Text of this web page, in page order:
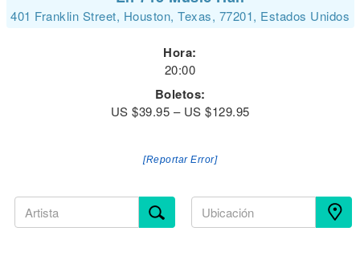
401 Franklin Street, Houston, Texas, 77201, Estados Unidos
Hora:
20:00
Boletos:
US $39.95 – US $129.95
[Reportar Error]